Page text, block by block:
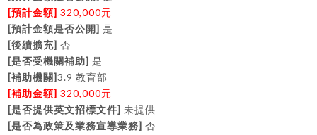
[預計金額] 320,000元
[預計金額是否公開 ] 是
[後續擴充] 否
[是否受機關補助] 是
[補助機關]3.9教育部
[補助金額] 320,000元
[是否提供英文招標文件] 未提供
[是否為政策及業務宣導業務] 否